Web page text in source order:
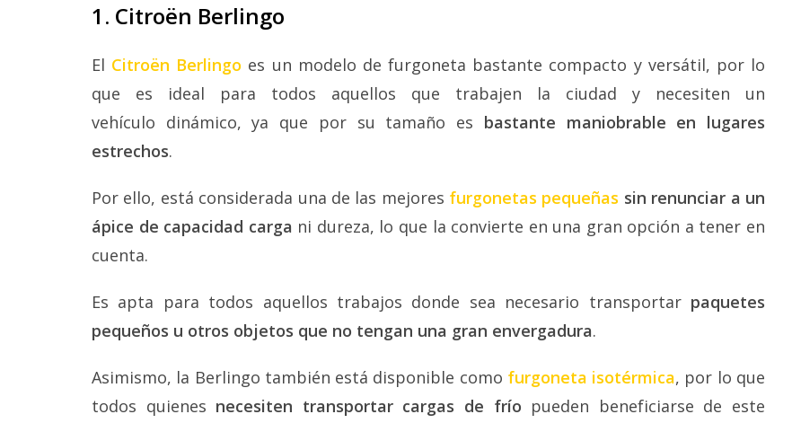
1. Citroën Berlingo
El Citroën Berlingo es un modelo de furgoneta bastante compacto y versátil, por lo
que es ideal para todos aquellos que trabajen la ciudad y necesiten un
vehículo dinámico, ya que por su tamaño es bastante maniobrable en lugares
estrechos.
Por ello, está considerada una de las mejores furgonetas pequeñas sin renunciar a un
ápice de capacidad carga ni dureza, lo que la convierte en una gran opción a tener en
cuenta.
Es apta para todos aquellos trabajos donde sea necesario transportar paquetes
pequeños u otros objetos que no tengan una gran envergadura.
Asimismo, la Berlingo también está disponible como furgoneta isotérmica, por lo que
todos quienes necesiten transportar cargas de frío pueden beneficiarse de este